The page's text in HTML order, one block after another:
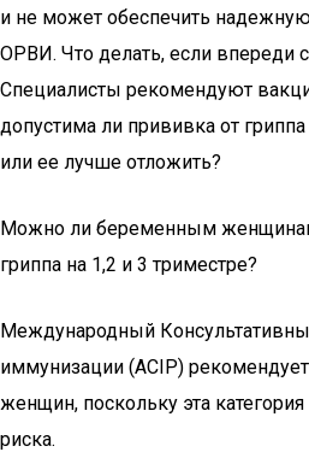
и не может обеспечить
ОРВИ. Что делать, если впереди
Специалисты рекомендуют
допустима ли прививка от
или ее лучше отложить?
Можно ли беременным
гриппа на 1,2 и 3 триместре?
Международный
иммунизации (ACIP)
женщин, поскольку эта категория
риска.